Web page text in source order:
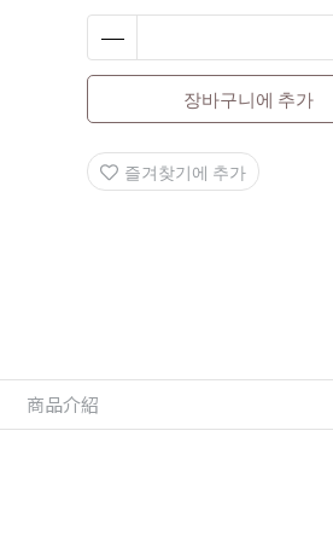
장바구니에 추가
즐겨찾기에 추가
商品介紹